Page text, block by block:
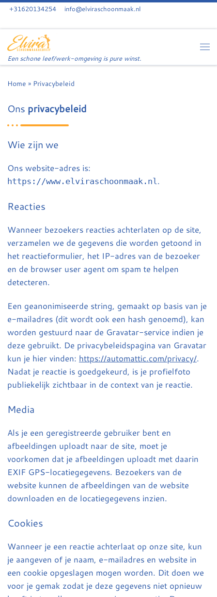
Skip to content
+31620134254 info@elviraschoonmaak.nl
Een schone leef/werk-omgeving is pure winst.
Home » Privacybeleid
Ons privacybeleid
Wie zijn we
Ons website-adres is:
https://www.elviraschoonmaak.nl.
Reacties
Wanneer bezoekers reacties achterlaten op de site,
verzamelen we de gegevens die worden getoond in
het reactieformulier, het IP-adres van de bezoeker
en de browser user agent om spam te helpen
detecteren.
Een geanonimiseerde string, gemaakt op basis van je
e-mailadres (dit wordt ook een hash genoemd), kan
worden gestuurd naar de Gravatar-service indien je
deze gebruikt. De privacybeleidspagina van Gravatar
kun je hier vinden: https://automattic.com/privacy/.
Nadat je reactie is goedgekeurd, is je profielfoto
publiekelijk zichtbaar in de context van je reactie.
Media
Als je een geregistreerde gebruiker bent en
afbeeldingen uploadt naar de site, moet je
voorkomen dat je afbeeldingen uploadt met daarin
EXIF GPS-locatiegegevens. Bezoekers van de
website kunnen de afbeeldingen van de website
downloaden en de locatiegegevens inzien.
Cookies
Wanneer je een reactie achterlaat op onze site, kun
je aangeven of je naam, e-mailadres en website in
een cookie opgeslagen mogen worden. Dit doen we
voor je gemak zodat je deze gegevens niet opnieuw